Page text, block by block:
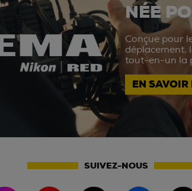
NÉE
Conçue pour
déplacement,
tout-en-un la
EN SAVOIR
SUIVEZ-NOUS